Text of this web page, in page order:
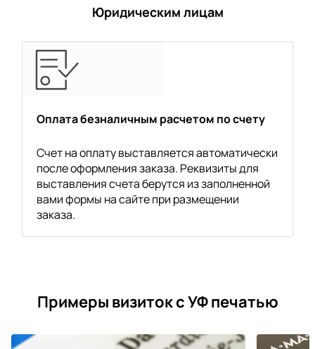
Юридическим лицам
Оплата безналичным расчетом по счету
Счет на оплату выставляется автоматически
после оформления заказа. Реквизиты для
выставления счета берутся из заполненной
вами формы на сайте при размещении
заказа.
Примеры визиток с УФ печатью